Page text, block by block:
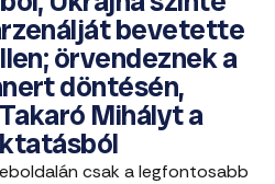
bevetette
örvendeznek a
döntésén,
Mihályt a
csak a legfontosabb